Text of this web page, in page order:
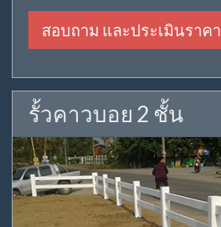
สอบถาม และประเมินราคา
รั้วคาวบอย 2 ชั้น